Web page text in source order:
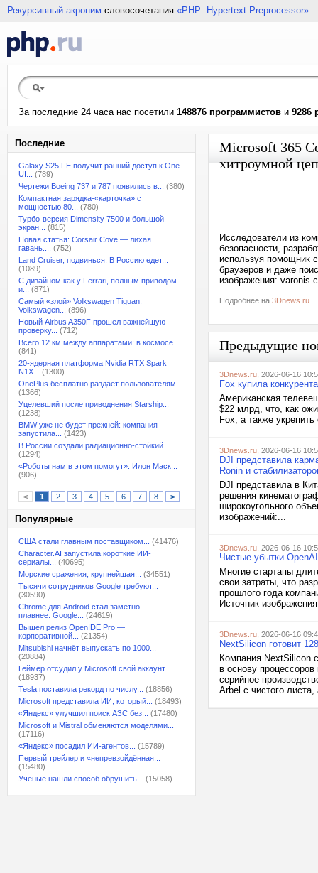
Рекурсивный акроним словосочетания «PHP: Hypertext Preprocessor»
За последние 24 часа нас посетили 148876 программистов и 9286
Последние
Galaxy S25 FE получит ранний доступ к One
UI...
(789)
Чертежи Boeing 737 и 787 появились в...
(380)
Компактная зарядка-«карточка» с
мощностью 80...
(780)
Турбо-версия Dimensity 7500 и большой
экран...
(815)
Новая статья: Corsair Cove — лихая
гавань....
(752)
Land Cruiser, подвинься. В Россию едет...
(1089)
С дизайном как у Ferrari, полным приводом
и...
(871)
Самый «злой» Volkswagen Tiguan:
Volkswagen...
(896)
Новый Airbus A350F прошел важнейшую
проверку...
(712)
Всего 12 км между аппаратами: в космосе...
(841)
20-ядерная платформа Nvidia RTX Spark
N1X...
(1300)
OnePlus бесплатно раздает пользователям...
(1366)
Уцелевший после приводнения Starship...
(1238)
BMW уже не будет прежней: компания
запустила...
(1423)
В России создали радиационно-стойкий...
(1294)
«Роботы нам в этом помогут»: Илон Маск...
(906)
< 1 2 3 4 5 6 7 8 >
Популярные
США стали главным поставщиком...
(41476)
Character.AI запустила короткие ИИ-
сериалы...
(40695)
Морские сражения, крупнейшая...
(34551)
Тысячи сотрудников Google требуют...
(30590)
Chrome для Android стал заметно
плавнее: Google...
(24619)
Вышел релиз OpenIDE Pro —
корпоративной...
(21354)
Mitsubishi начнёт выпускать по 1000...
(20884)
Геймер отсудил у Microsoft свой аккаунт...
(18937)
Tesla поставила рекорд по числу...
(18856)
Microsoft представила ИИ, который...
(18493)
«Яндекс» улучшил поиск АЗС без...
(17480)
Microsoft и Mistral обменяются моделями...
(17116)
«Яндекс» посадил ИИ-агентов...
(15789)
Первый трейлер и «непревзойдённая...
(15480)
Учёные нашли способ обрушить...
(15058)
Microsoft 365
хитроумной
Исследователи из
безопасности,
используя помощник
браузеров и даже
изображения:
Подробнее на 3Dnews.ru
Предыдущие
3Dnews.ru , 2026-06-16
Fox купила
Американская
$22 млрд, что, как
Fox, а также
3Dnews.ru , 2026-06-16
DJI представила
Ronin и
DJI представила в
решения
широкоугольного
изображений:...
3Dnews.ru , 2026-06-16
Чистые убытки
Многие стартапы
свои затраты, что
прошлого года
Источник
3Dnews.ru , 2026-06-16
NextSilicon готовит
Компания NextSilicon
в основу
серийное
Arbel с чистого